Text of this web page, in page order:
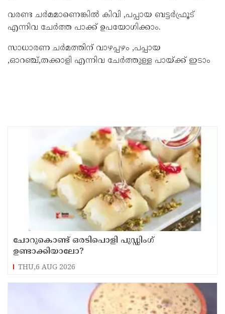
വരണ്ട ചര്‍മമാണെങ്കില്‍ കിവി ,പപ്പായ ബട്ടര്‍ഫ്രൂട്
എന്നിവ ചേര്‍ത്ത പാക്ക് ഉപയോഗിക്കാം.
സാധാരണ ചര്‍മത്തിന് വാഴപ്പഴം ,പപ്പായ
,ഓറഞ്ച്,തക്കാളി എന്നിവ ചേര്‍ത്തുള്ള പായ്ക്ക് ഇടാം
ചോറുകൊണ്ട് ഒരടിപൊളി പുഡ്ഡിംഗ്
ഉണ്ടാക്കിയാലോ?
THU,6 AUG 2026